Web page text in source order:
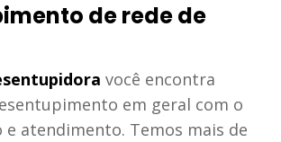
de rede de
você encontra
em geral com o
e atendimento. Temos mais de